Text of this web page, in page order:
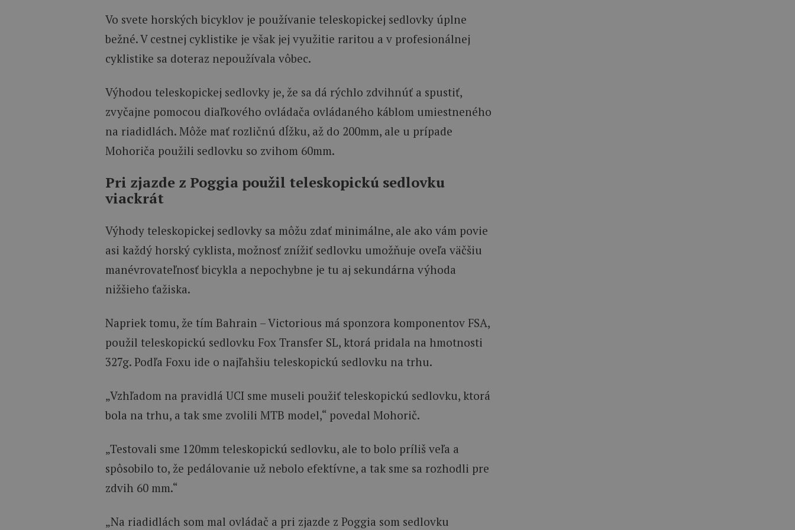
Vo svete horských bicyklov je používanie teleskopickej sedlovky úplne
bežné. V cestnej cyklistike je však jej využitie raritou a v profesionálnej
cyklistike sa doteraz nepoužívala vôbec.
Výhodou teleskopickej sedlovky je, že sa dá rýchlo zdvihnúť a spustiť,
zvyčajne pomocou diaľkového ovládača ovládaného káblom umiestneného
na riadidlách. Môže mať rozličnú dĺžku, až do 200mm, ale u prípade
Mohoriča použili sedlovku so zvihom 60mm.
Pri zjazde z Poggia použil teleskopickú sedlovku
viackrát
Výhody teleskopickej sedlovky sa môžu zdať minimálne, ale ako vám povie
asi každý horský cyklista, možnosť znížiť sedlovku umožňuje oveľa väčšiu
manévrovateľnosť bicykla a nepochybne je tu aj sekundárna výhoda
nižšieho ťažiska.
Napriek tomu, že tím Bahrain – Victorious má sponzora komponentov FSA,
použil teleskopickú sedlovku Fox Transfer SL, ktorá pridala na hmotnosti
327g. Podľa Foxu ide o najľahšiu teleskopickú sedlovku na trhu.
„Vzhľadom na pravidlá UCI sme museli použiť teleskopickú sedlovku, ktorá
bola na trhu, a tak sme zvolili MTB model,“ povedal Mohorič.
„Testovali sme 120mm teleskopickú sedlovku, ale to bolo príliš veľa a
spôsobilo to, že pedálovanie už nebolo efektívne, a tak sme sa rozhodli pre
zdvih 60 mm.“
„Na riadidlách som mal ovládač a pri zjazde z Poggia som sedlovku